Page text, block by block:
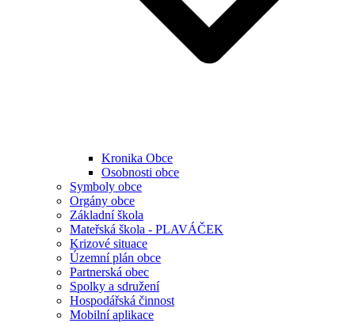
Kronika Obce
Osobnosti obce
Symboly obce
Orgány obce
Základní škola
Mateřská škola - PLAVÁČEK
Krizové situace
Územní plán obce
Partnerská obec
Spolky a sdružení
Hospodářská činnost
Mobilní aplikace